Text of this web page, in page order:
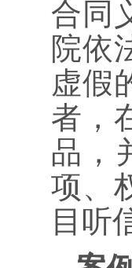
合同
院依
虚假
者，
品，
项、
目听